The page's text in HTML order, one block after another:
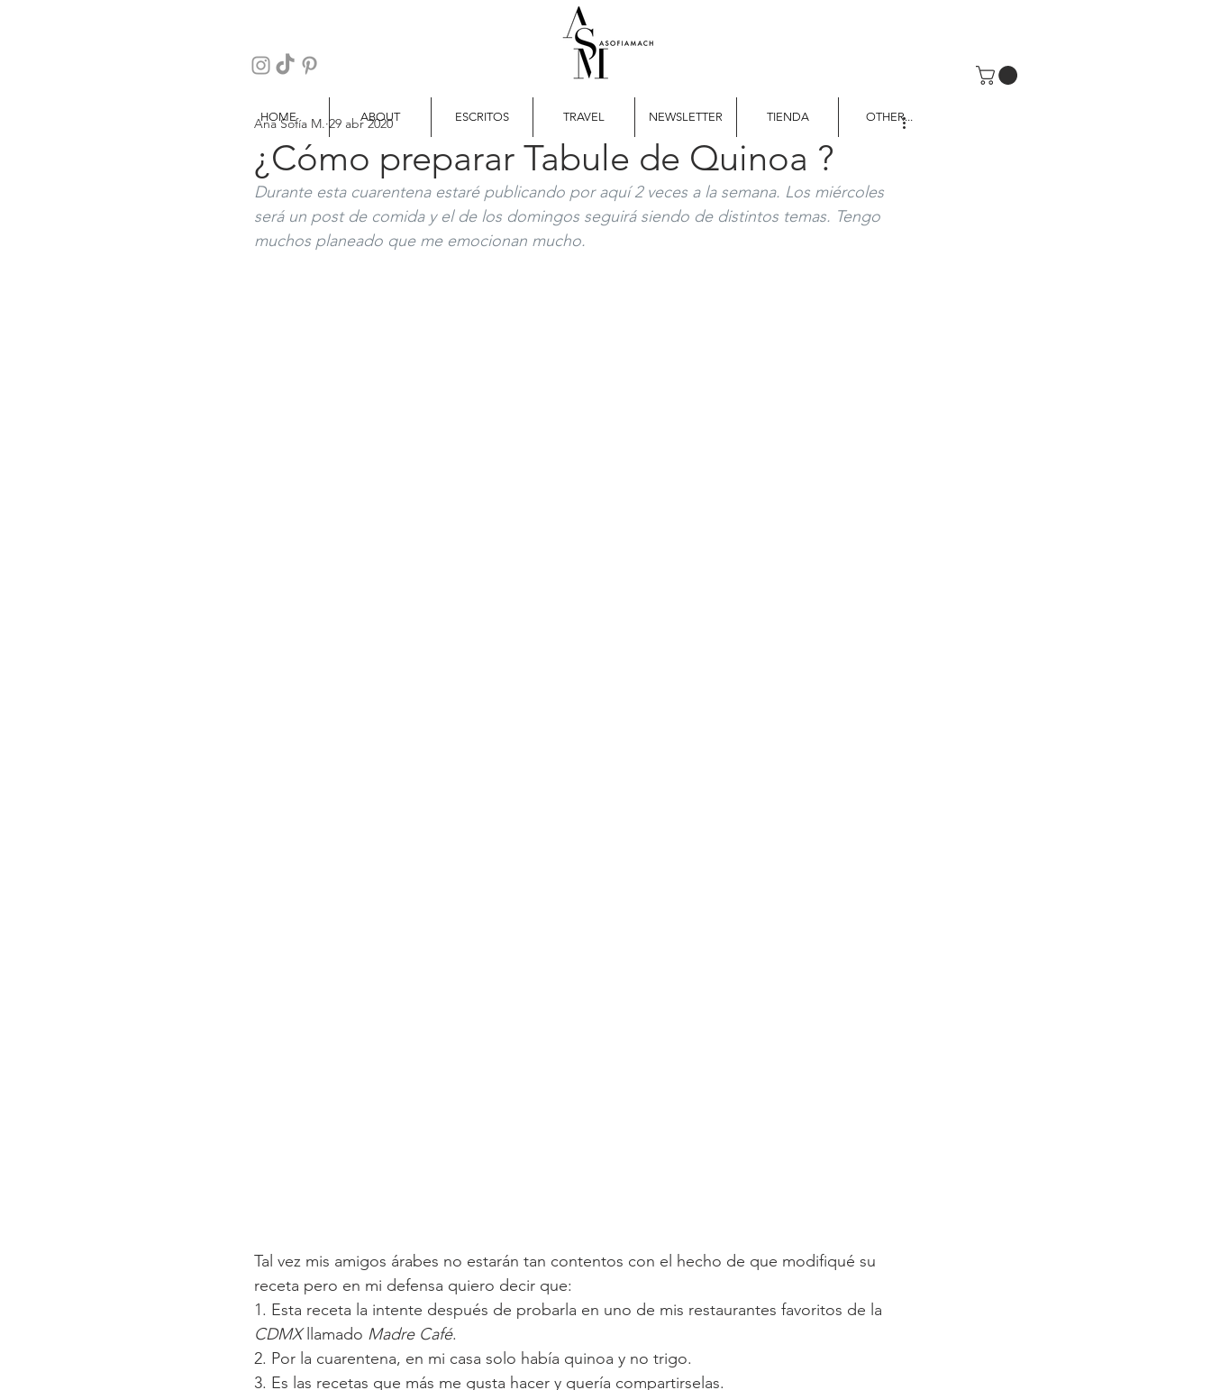
HOME ABOUT ESCRITOS TRAVEL NEWSLETTER TIENDA OTHER...
¿Cómo preparar Tabule de Quinoa ?
Ana Sofía M. 29 abr 2020
Durante esta cuarentena estaré publicando por aquí 2 veces a la semana. Los miércoles
será un post de comida y el de los domingos seguirá siendo de distintos temas. Tengo
muchos planeado que me emocionan mucho.
Tal vez mis amigos árabes no estarán tan contentos con el hecho de que modifiqué su
receta pero en mi defensa quiero decir que:
1. Esta receta la intente después de probarla en uno de mis restaurantes favoritos de la
CDMX llamado Madre Café.
2. Por la cuarentena, en mi casa solo había quinoa y no trigo.
3. Es las recetas que más me gusta hacer y quería compartirselas.